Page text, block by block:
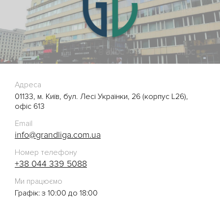
Адреса
01133, м. Київ, бул. Лесі Українки, 26 (корпус L26),
офіс 613
Email
info@grandliga.com.ua
Номер телефону
+38 044 339 5088
Ми працюємо
Графік: з 10:00 до 18:00